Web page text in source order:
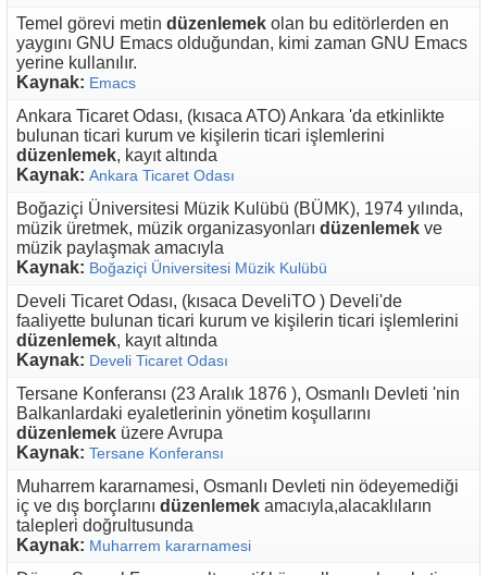
Temel görevi metin düzenlemek olan bu editörlerden en
yaygını GNU Emacs olduğundan, kimi zaman GNU Emacs
yerine kullanılır.
Kaynak: Emacs
Ankara Ticaret Odası, (kısaca ATO) Ankara 'da etkinlikte
bulunan ticari kurum ve kişilerin ticari işlemlerini
düzenlemek, kayıt altında
Kaynak: Ankara Ticaret Odası
Boğaziçi Üniversitesi Müzik Kulübü (BÜMK), 1974 yılında,
müzik üretmek, müzik organizasyonları düzenlemek ve
müzik paylaşmak amacıyla
Kaynak: Boğaziçi Üniversitesi Müzik Kulübü
Develi Ticaret Odası, (kısaca DeveliTO ) Develi'de
faaliyette bulunan ticari kurum ve kişilerin ticari işlemlerini
düzenlemek, kayıt altında
Kaynak: Develi Ticaret Odası
Tersane Konferansı (23 Aralık 1876 ), Osmanlı Devleti 'nin
Balkanlardaki eyaletlerinin yönetim koşullarını
düzenlemek üzere Avrupa
Kaynak: Tersane Konferansı
Muharrem kararnamesi, Osmanlı Devleti nin ödeyemediği
iç ve dış borçlarını düzenlemek amacıyla,alacaklıların
talepleri doğrultusunda
Kaynak: Muharrem kararnamesi